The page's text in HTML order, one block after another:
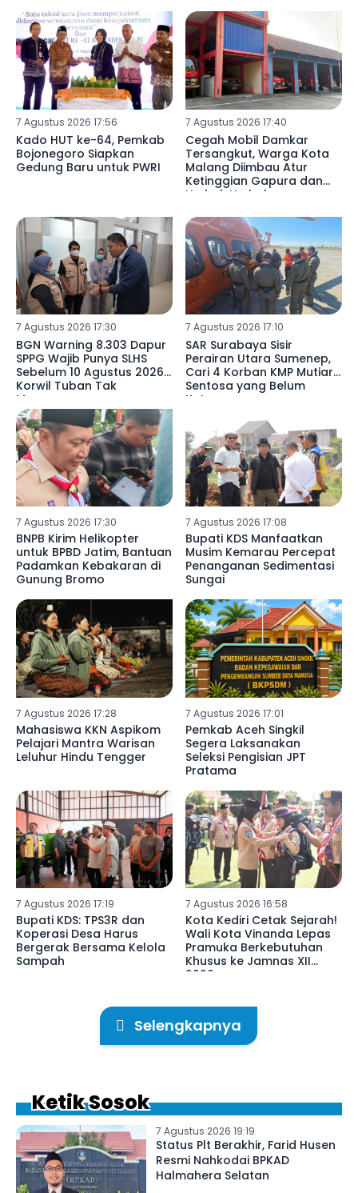
7 Agustus 2026 17:56
Kado HUT ke-64, Pemkab
Bojonegoro Siapkan
Gedung Baru untuk PWRI
7 Agustus 2026 17:40
Cegah Mobil Damkar
Tersangkut, Warga Kota
Malang Diimbau Atur
Ketinggian Gapura dan
Umbul-Umbul
7 Agustus 2026 17:30
BGN Warning 8.303 Dapur
SPPG Wajib Punya SLHS
Sebelum 10 Agustus 2026,
Korwil Tuban Tak
Merespons
7 Agustus 2026 17:30
BNPB Kirim Helikopter
untuk BPBD Jatim, Bantuan
Padamkan Kebakaran di
Gunung Bromo
7 Agustus 2026 17:28
Mahasiswa KKN Aspikom
Pelajari Mantra Warisan
Leluhur Hindu Tengger
7 Agustus 2026 17:19
Bupati KDS: TPS3R dan
Koperasi Desa Harus
Bergerak Bersama Kelola
Sampah
7 Agustus 2026 17:10
SAR Surabaya Sisir
Perairan Utara Sumenep,
Cari 4 Korban KMP Mutiara
Sentosa yang Belum
Ketemu
7 Agustus 2026 17:08
Bupati KDS Manfaatkan
Musim Kemarau Percepat
Penanganan Sedimentasi
Sungai
7 Agustus 2026 17:01
Pemkab Aceh Singkil
Segera Laksanakan
Seleksi Pengisian JPT
Pratama
7 Agustus 2026 16:58
Kota Kediri Cetak Sejarah!
Wali Kota Vinanda Lepas
Pramuka Berkebutuhan
Khusus ke Jamnas XII
2026
Selengkapnya
Ketik Sosok
7 Agustus 2026 19:19
Status Plt Berakhir, Farid Husen
Resmi Nahkodai BPKAD
Halmahera Selatan